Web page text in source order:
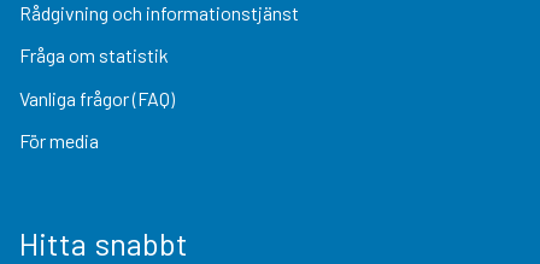
Rådgivning och informationstjänst
Fråga om statistik
Vanliga frågor (FAQ)
För media
Hitta snabbt